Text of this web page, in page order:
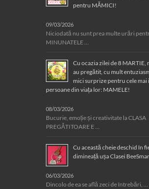
pentru MĂMICI!
09/03/2026
Niciodată nu sunt prea multe urări
MINUNATELE …
Cu ocazia zilei de 8
au pregătit, cu mult
mici surprize pentru cele
persoane din viața lor: MAMELE!
08/03/2026
Bucurie, emoție și creativitate la CLASA
PREGĂTITOARE E …
Cu această cheie deschid în
dimineață ușa Clasei
06/03/2026
Dincolo de ea se află zeci de întrebări, …